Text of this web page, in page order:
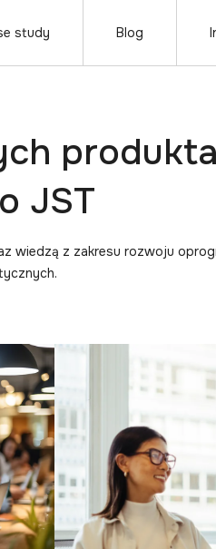
study Blog
JST
wiedzą z zakresu rozwoju